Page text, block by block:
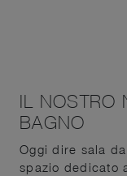
IL NOSTRO
BAGNO
Oggi dire sala
spazio dedicato